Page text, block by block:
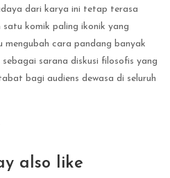
dari karya ini tetap terasa
satu komik paling ikonik yang
mengubah cara pandang banyak
sarana diskusi filosofis yang
bagi audiens dewasa di seluruh
also like